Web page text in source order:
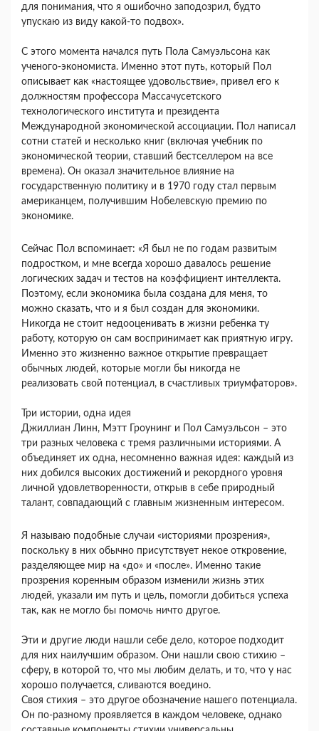
для понимания, что я ошибочно заподозрил, будто
упускаю из виду какой-то подвох».
С этого момента начался путь Пола Самуэльсона как
ученого-экономиста. Именно этот путь, который Пол
описывает как «настоящее удовольствие», привел его к
должностям профессора Массачусетского
технологического института и президента
Международной экономической ассоциации. Пол написал
сотни статей и несколько книг (включая учебник по
экономической теории, ставший бестселлером на все
времена). Он оказал значительное влияние на
государственную политику и в 1970 году стал первым
американцем, получившим Нобелевскую премию по
экономике.
Сейчас Пол вспоминает: «Я был не по годам развитым
подростком, и мне всегда хорошо давалось решение
логических задач и тестов на коэффициент интеллекта.
Поэтому, если экономика была создана для меня, то
можно сказать, что и я был создан для экономики.
Никогда не стоит недооценивать в жизни ребенка ту
работу, которую он сам воспринимает как приятную игру.
Именно это жизненно важное открытие превращает
обычных людей, которые могли бы никогда не
реализовать свой потенциал, в счастливых триумфаторов».
Три истории, одна идея
Джиллиан Линн, Мэтт Гроунинг и Пол Самуэльсон – это
три разных человека с тремя различными историями. А
объединяет их одна, несомненно важная идея: каждый из
них добился высоких достижений и рекордного уровня
личной удовлетворенности, открыв в себе природный
талант, совпадающий с главным жизненным интересом.
Я называю подобные случаи «историями прозрения»,
поскольку в них обычно присутствует некое откровение,
разделяющее мир на «до» и «после». Именно такие
прозрения коренным образом изменили жизнь этих
людей, указали им путь и цель, помогли добиться успеха
так, как не могло бы помочь ничто другое.
Эти и другие люди нашли себе дело, которое подходит
для них наилучшим образом. Они нашли свою стихию –
сферу, в которой то, что мы любим делать, и то, что у нас
хорошо получается, сливаются воедино.
Своя стихия – это другое обозначение нашего потенциала.
Он по-разному проявляется в каждом человеке, однако